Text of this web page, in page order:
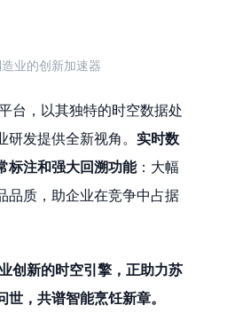
造业的创新加速器
台，以其独特的时空数据处
发提供全新视角。 实时数
标注和强大回溯功能：大幅
品质，助企业在竞争中占据
创新的时空引擎，正助力苏
，共谱智能烹饪新章。